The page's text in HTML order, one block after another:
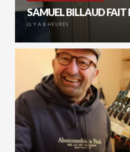
SAMUEL BILLAUD FAIT
IL Y A 8 HEURES